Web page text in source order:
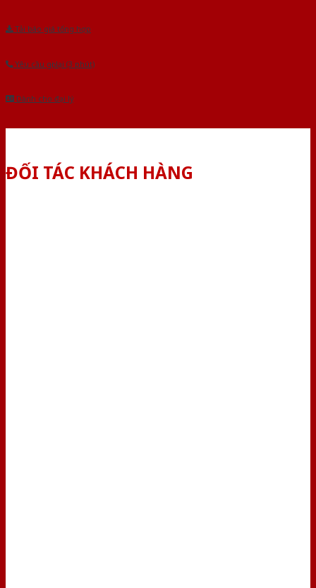
Tải báo giá tổng hợp
Yêu cầu gọi lại (3 phút)
Dành cho đại lý
ĐỐI TÁC KHÁCH HÀNG